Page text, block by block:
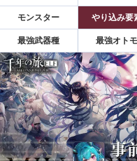
モンスター やり込み要
最強武器種 最強オトモ